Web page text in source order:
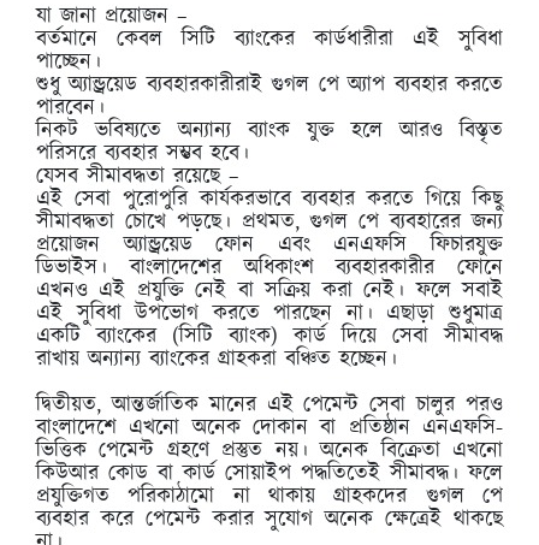
যা জানা প্রয়োজন –
বর্তমানে কেবল সিটি ব্যাংকের কার্ডধারীরা এই সুবিধা
পাচ্ছেন।
শুধু অ্যান্ড্রয়েড ব্যবহারকারীরাই গুগল পে অ্যাপ ব্যবহার করতে
পারবেন।
নিকট ভবিষ্যতে অন্যান্য ব্যাংক যুক্ত হলে আরও বিস্তৃত
পরিসরে ব্যবহার সম্ভব হবে।
যেসব সীমাবদ্ধতা রয়েছে –
এই সেবা পুরোপুরি কার্যকরভাবে ব্যবহার করতে গিয়ে কিছু
সীমাবদ্ধতা চোখে পড়ছে। প্রথমত, গুগল পে ব্যবহারের জন্য
প্রয়োজন অ্যান্ড্রয়েড ফোন এবং এনএফসি ফিচারযুক্ত
ডিভাইস। বাংলাদেশের অধিকাংশ ব্যবহারকারীর ফোনে
এখনও এই প্রযুক্তি নেই বা সক্রিয় করা নেই। ফলে সবাই
এই সুবিধা উপভোগ করতে পারছেন না। এছাড়া শুধুমাত্র
একটি ব্যাংকের (সিটি ব্যাংক) কার্ড দিয়ে সেবা সীমাবদ্ধ
রাখায় অন্যান্য ব্যাংকের গ্রাহকরা বঞ্চিত হচ্ছেন।
দ্বিতীয়ত, আন্তর্জাতিক মানের এই পেমেন্ট সেবা চালুর পরও
বাংলাদেশে এখনো অনেক দোকান বা প্রতিষ্ঠান এনএফসি-
ভিত্তিক পেমেন্ট গ্রহণে প্রস্তুত নয়। অনেক বিক্রেতা এখনো
কিউআর কোড বা কার্ড সোয়াইপ পদ্ধতিতেই সীমাবদ্ধ। ফলে
প্রযুক্তিগত পরিকাঠামো না থাকায় গ্রাহকদের গুগল পে
ব্যবহার করে পেমেন্ট করার সুযোগ অনেক ক্ষেত্রেই থাকছে